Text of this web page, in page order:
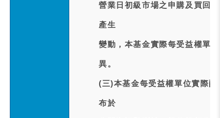
營業日初級市場之申購及買回
產生
變動，本基金實際每受益權單
異。
(三)本基金每受益權單位實際
布於